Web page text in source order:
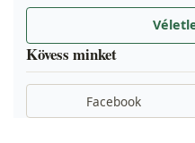
Kövess minket
Facebook